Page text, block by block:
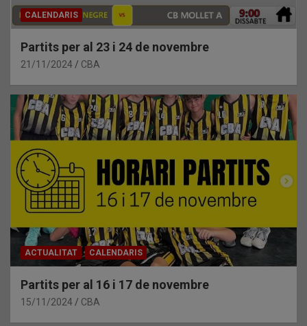
CALENDARIS
Partits per al 23 i 24 de novembre
21/11/2024 CBA
ACTUALITAT CALENDARIS
Partits per al 16 i 17 de novembre
15/11/2024 CBA